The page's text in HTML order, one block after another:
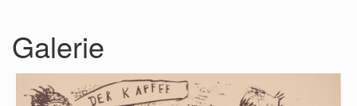
Galerie